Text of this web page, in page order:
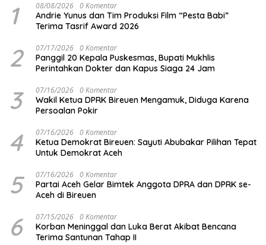
1 08/08/2026 0 Komentar
Andrie Yunus dan Tim Produksi Film “Pesta Babi”
Terima Tasrif Award 2026
2 07/17/2026 0 Komentar
Panggil 20 Kepala Puskesmas, Bupati Mukhlis
Perintahkan Dokter dan Kapus Siaga 24 Jam
3 07/16/2026 0 Komentar
Wakil Ketua DPRK Bireuen Mengamuk, Diduga Karena
Persoalan Pokir
4 07/16/2026 0 Komentar
Ketua Demokrat Bireuen: Sayuti Abubakar Pilihan Tepat
Untuk Demokrat Aceh
5 07/16/2026 0 Komentar
Partai Aceh Gelar Bimtek Anggota DPRA dan DPRK se-
Aceh di Bireuen
6 07/15/2026 0 Komentar
Korban Meninggal dan Luka Berat Akibat Bencana
Terima Santunan Tahap II